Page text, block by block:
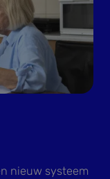
nieuw systeem